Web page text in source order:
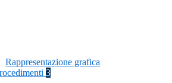
Rappresentazione grafica
3